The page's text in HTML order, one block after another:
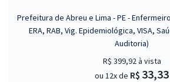
Prefeitura de Abreu e Lima - PE - Enfermeiro
ERA, RAB, Vig. Epidemiológica, VISA,
Auditoria)
R$ 399,92à vista
ou 12x de R$ 33,33